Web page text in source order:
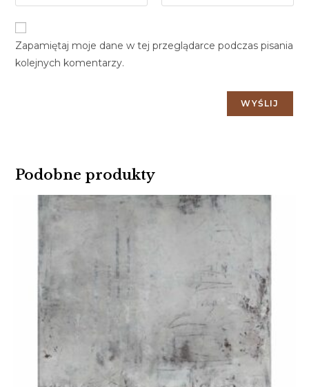
Zapamiętaj moje dane w tej przeglądarce podczas pisania
kolejnych komentarzy.
Podobne produkty